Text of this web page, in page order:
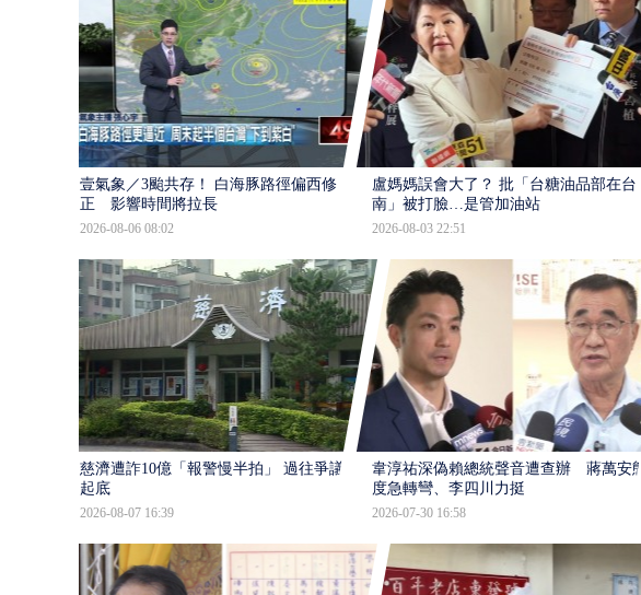
壹氣象／3颱共存！ 白海豚路徑偏西修
正 影響時間將拉長
2026-08-06 08:02
盧媽媽誤會大了？ 批「台糖油品部在台
南」被打臉…是管加油站
2026-08-03 22:51
慈濟遭詐10億「報警慢半拍」 過往爭議遭
起底
2026-08-07 16:39
韋淳祐深偽賴總統聲音遭查辦 蔣萬安態
度急轉彎、李四川力挺
2026-07-30 16:58